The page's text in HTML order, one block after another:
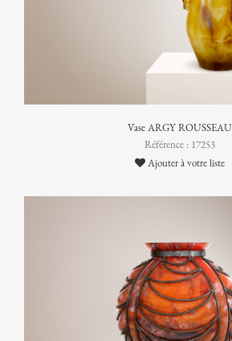
Vase ARGY ROUSSEAU
Référence : 17253
Ajouter à votre liste